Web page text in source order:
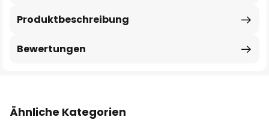
Produktbeschreibung
Bewertungen
Ähnliche Kategorien